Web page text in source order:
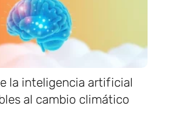
la inteligencia artificial
al cambio climático